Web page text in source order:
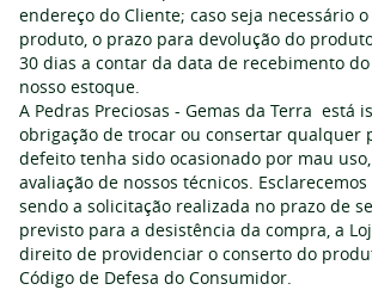
endereço do Cliente; caso seja necessário
produto, o prazo para devolução do
30 dias a contar da data de recebimento
nosso estoque.
A Pedras Preciosas - Gemas da Terra está
obrigação de trocar ou consertar qualquer
defeito tenha sido ocasionado por mau
avaliação de nossos técnicos.
sendo a solicitação realizada no prazo de
previsto para a desistência da compra, a
direito de providenciar o conserto do
Código de Defesa do Consumidor.